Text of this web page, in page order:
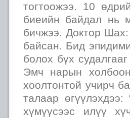
тогтоожээ. 10
биеийн байдал нь
бичжээ. Доктор
байсан. Бид
болох бүх
Эмч нарын
хоолтонтой учирч
талаар
хүмүүсээс илүү